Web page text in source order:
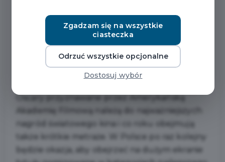
MARCA
Filmy krótkometrażowe nominowane do
Oscara znowu w kinach!
Oscary przyznawane przez Amerykańską
Akademię Filmową należą do najważniejszych
nagród światowego kina i co roku obejmują
także krótkie metraże. W Polsce po raz kolejny
będzie okazja, aby obejrzeć na dużym ekranie
Zgadzam się na wszystkie
ciasteczka
Odrzuć wszystkie opcjonalne
Dostosuj wybór